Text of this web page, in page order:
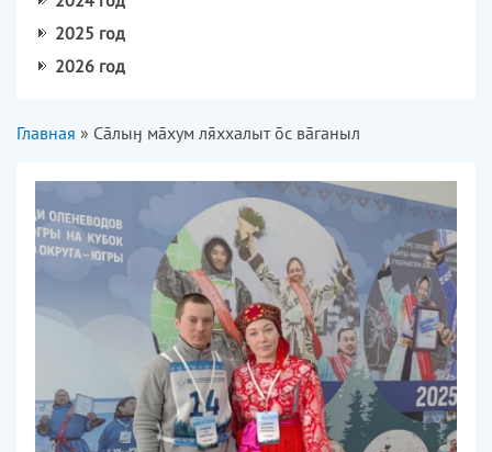
2025 год
2026 год
Вы здесь
Главная » Сāлыӈ мāхум лххалыт с вāганыл